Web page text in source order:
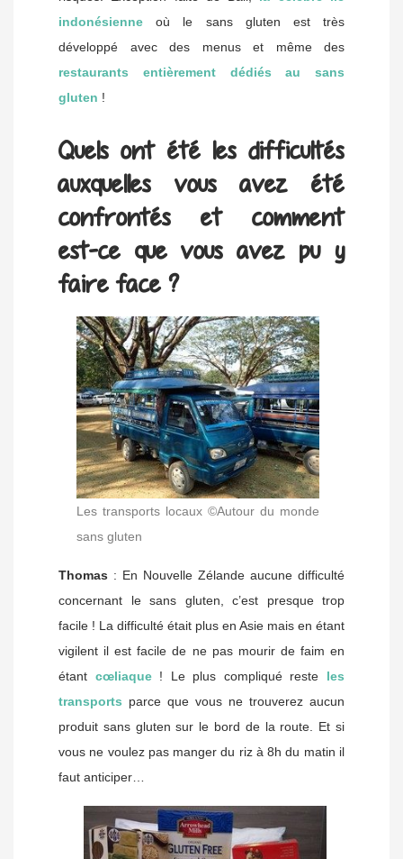
indonésienne où le sans gluten est très
développé avec des menus et même des
restaurants entièrement dédiés au sans
gluten !
Quels ont été les difficultés
auxquelles vous avez été
confrontés et comment
est-ce que vous avez pu y
faire face ?
Les transports locaux ©Autour du monde
sans gluten
Thomas : En Nouvelle Zélande aucune difficulté
concernant le sans gluten, c’est presque trop
facile ! La difficulté était plus en Asie mais en étant
vigilent il est facile de ne pas mourir de faim en
étant cœliaque! Le plus compliqué reste les
transports parce que vous ne trouverez aucun
produit sans gluten sur le bord de la route. Et si
vous ne voulez pas manger du riz à 8h du matin il
faut anticiper…